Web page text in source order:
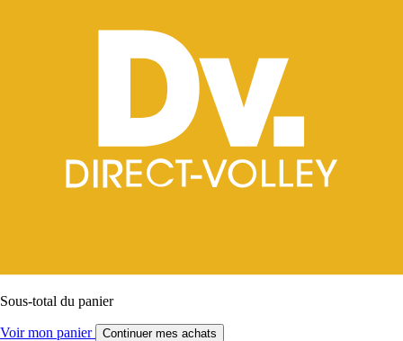
Sous-total du panier
Voir mon panier Continuer mes achats